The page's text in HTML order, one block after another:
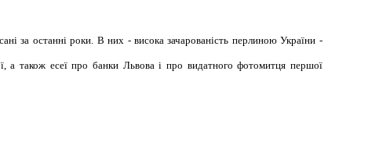
за останні роки. В них - висока зачарованість перлиною України -
а також есеї про банки Львова і про видатного фотомитця першої